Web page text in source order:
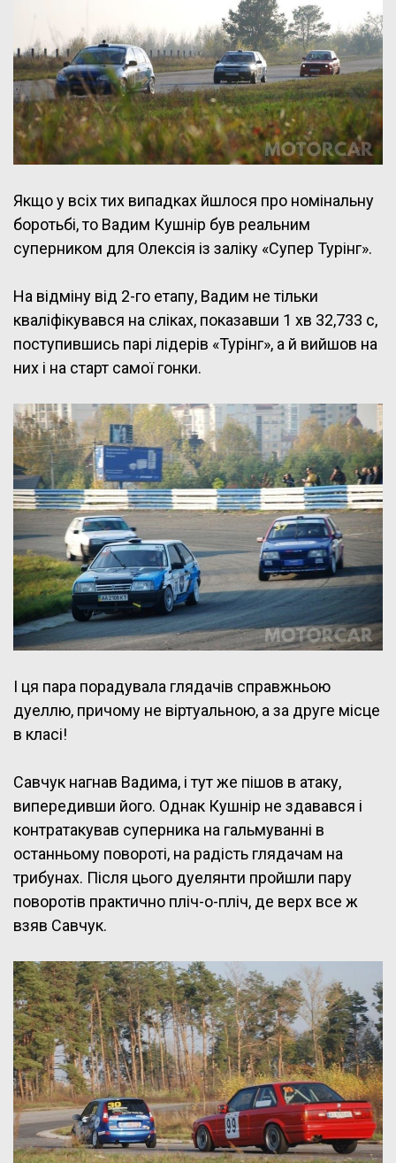
Якщо у всіх тих випадках йшлося про номінальну
боротьбі, то Вадим Кушнір був реальним
суперником для Олексія із заліку «Супер Турінг».
На відміну від 2-го етапу, Вадим не тільки
кваліфікувався на сліках, показавши 1 хв 32,733 с,
поступившись парі лідерів «Турінг», а й вийшов на
них і на старт самої гонки.
І ця пара порадувала глядачів справжньою
дуеллю, причому не віртуальною, а за друге місце
в класі!
Савчук нагнав Вадима, і тут же пішов в атаку,
випередивши його. Однак Кушнір не здавався і
контратакував суперника на гальмуванні в
останньому повороті, на радість глядачам на
трибунах. Після цього дуелянти пройшли пару
поворотів практично пліч-о-пліч, де верх все ж
взяв Савчук.